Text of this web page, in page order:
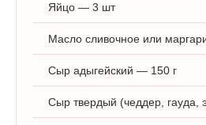
Яйцо — 3 шт
Масло сливочное или
Сыр адыгейский — 150 г
Сыр твердый (чеддер,